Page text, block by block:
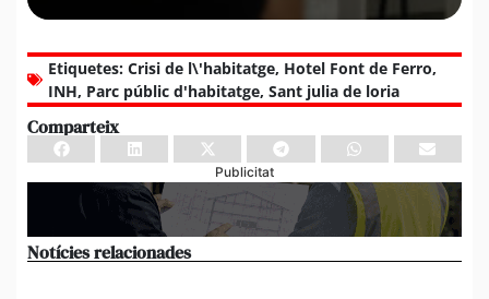
Etiquetes: Crisi de l\'habitatge, Hotel Font de Ferro,
INH, Parc públic d'habitatge, Sant julia de loria
Comparteix
Publicitat
Notícies relacionades